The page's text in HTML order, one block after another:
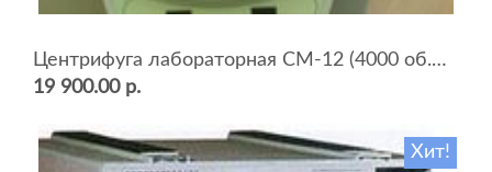
Центрифуга лабораторная СМ-12 (4000 об.мин, 12 пробирок)
19 900.00 р.
Хит!